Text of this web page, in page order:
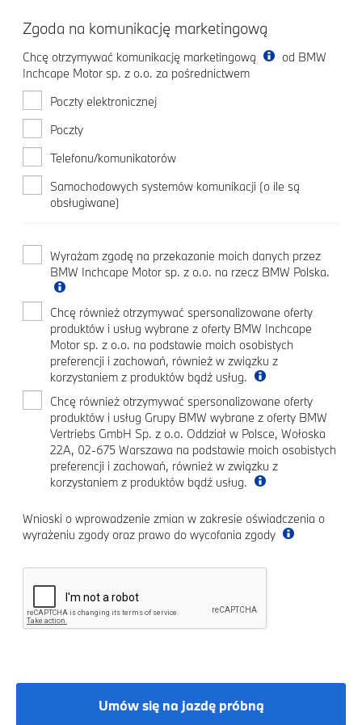
Zgoda na komunikację marketingową
Chcę otrzymywać komunikację marketingową
od BMW
Inchcape Motor sp. z o.o. za pośrednictwem
Poczty elektronicznej
Poczty
Telefonu/komunikatorów
Samochodowych systemów komunikacji (o ile są
obsługiwane)
Wyrażam zgodę na przekazanie moich danych przez
BMW Inchcape Motor sp. z o.o. na rzecz BMW Polska.
Chcę również otrzymywać spersonalizowane oferty
produktów i usług wybrane z oferty BMW Inchcape
Motor sp. z o.o. na podstawie moich osobistych
preferencji i zachowań, również w związku z
korzystaniem z produktów bądź usług.
Chcę również otrzymywać spersonalizowane oferty
produktów i usług Grupy BMW wybrane z oferty BMW
Vertriebs GmbH Sp. z o.o. Oddział w Polsce, Wołoska
22A, 02-675 Warszawa na podstawie moich osobistych
preferencji i zachowań, również w związku z
korzystaniem z produktów bądź usług.
Wnioski o wprowadzenie zmian w zakresie oświadczenia o
wyrażeniu zgody oraz prawo do wycofania zgody
Umów się na jazdę próbną